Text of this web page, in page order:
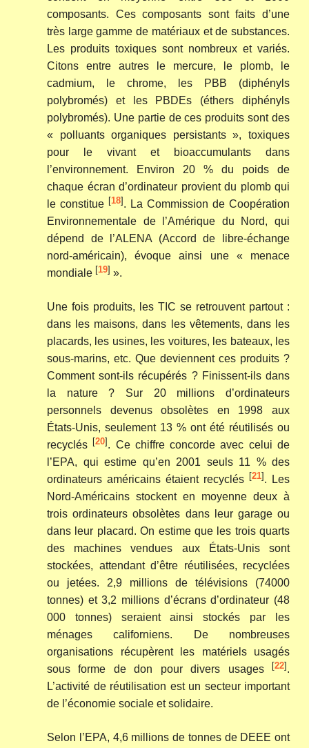
composants. Ces composants sont faits d’une
très large gamme de matériaux et de substances.
Les produits toxiques sont nombreux et variés.
Citons entre autres le mercure, le plomb, le
cadmium, le chrome, les PBB (diphényls
polybromés) et les PBDEs (éthers diphényls
polybromés). Une partie de ces produits sont des
« polluants organiques persistants », toxiques
pour le vivant et bioaccumulants dans
l’environnement. Environ 20 % du poids de
chaque écran d’ordinateur provient du plomb qui
le constitue [18]. La Commission de Coopération
Environnementale de l’Amérique du Nord, qui
dépend de l’ALENA (Accord de libre-échange
nord-américain), évoque ainsi une « menace
mondiale [19] ».
Une fois produits, les TIC se retrouvent partout :
dans les maisons, dans les vêtements, dans les
placards, les usines, les voitures, les bateaux, les
sous-marins, etc. Que deviennent ces produits ?
Comment sont-ils récupérés ? Finissent-ils dans
la nature ? Sur 20 millions d’ordinateurs
personnels devenus obsolètes en 1998 aux
États-Unis, seulement 13 % ont été réutilisés ou
recyclés [20]. Ce chiffre concorde avec celui de
l’EPA, qui estime qu’en 2001 seuls 11 % des
ordinateurs américains étaient recyclés [21]. Les
Nord-Américains stockent en moyenne deux à
trois ordinateurs obsolètes dans leur garage ou
dans leur placard. On estime que les trois quarts
des machines vendues aux États-Unis sont
stockées, attendant d’être réutilisées, recyclées
ou jetées. 2,9 millions de télévisions (74000
tonnes) et 3,2 millions d’écrans d’ordinateur (48
000 tonnes) seraient ainsi stockés par les
ménages californiens. De nombreuses
organisations récupèrent les matériels usagés
sous forme de don pour divers usages [22].
L’activité de réutilisation est un secteur important
de l’économie sociale et solidaire.
Selon l’EPA, 4,6 millions de tonnes de DEEE ont